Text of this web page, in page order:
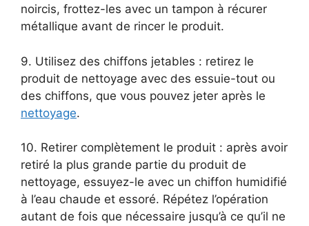
noircis, frottez-les avec un tampon à récurer
métallique avant de rincer le produit.
9. Utilisez des chiffons jetables : retirez le
produit de nettoyage avec des essuie-tout ou
des chiffons, que vous pouvez jeter après le
nettoyage.
10. Retirer complètement le produit : après avoir
retiré la plus grande partie du produit de
nettoyage, essuyez-le avec un chiffon humidifié
à l’eau chaude et essoré. Répétez l’opération
autant de fois que nécessaire jusqu’à ce qu’il ne